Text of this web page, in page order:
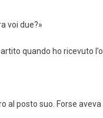
voi due?»
quando ho ricevuto
al posto suo. Forse aveva